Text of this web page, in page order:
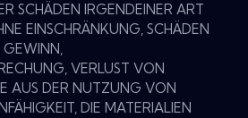
SCHÄDEN IRGENDEINER ART
EINSCHRÄNKUNG, SCHÄDEN
VERLUST VON
AUS DER NUTZUNG VON
DIE MATERIALIEN